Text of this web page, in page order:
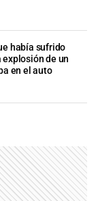
había sufrido
de un
en el auto